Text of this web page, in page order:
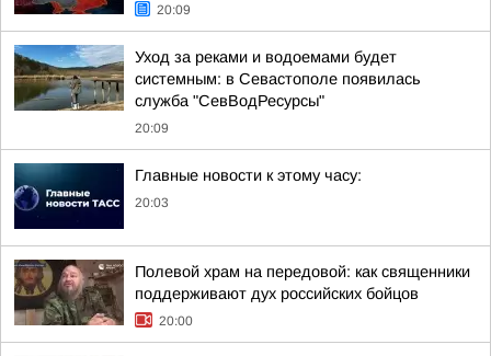
20:09
Уход за реками и водоемами будет
системным: в Севастополе появилась
служба "СевВодРесурсы"
20:09
Главные новости к этому часу:
20:03
Полевой храм на передовой: как священники
поддерживают дух российских бойцов
20:00